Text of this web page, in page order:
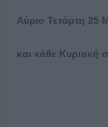
Αύριο Τετάρτη 25
και κάθε Κυριακή